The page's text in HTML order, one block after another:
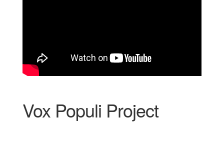
Vox Populi Project